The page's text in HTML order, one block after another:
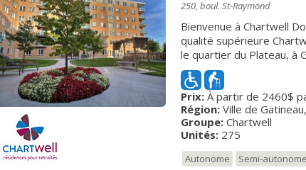
250, boul. St-Raymond
Bienvenue à Chartwell
qualité supérieure Chartwell Domaine des Trembles est située dans
le quartier du Plateau, à
accès au parc de la
trouverez le meilleur de la
retraités actifs qui
chez eux dans notre
gastronomie et pour son
chez nous dans une ambiance hôtelière.
Trembles offre
Prix:À partir de 2460$
Région: Ville de
Groupe: Chartwell
Unités:275
Autonome Semi-autonome